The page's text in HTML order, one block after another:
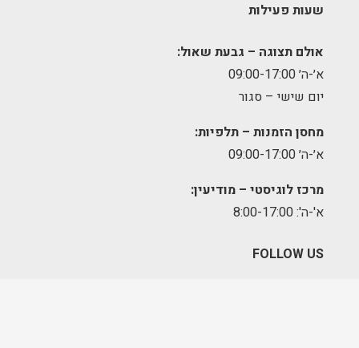
שעות פעילות
אולם תצוגה – גבעת שאול:
א׳-ה׳ 09:00-17:00
יום שישי – סגור
מחסן הזמנות – תלפיות:
א׳-ה׳ 09:00-17:00
מרכז לוגיסטי – מודיעין:
א'-ה': 8:00-17:00
FOLLOW US